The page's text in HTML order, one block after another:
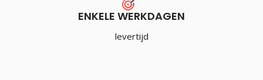
ENKELE WERKDAGEN
levertijd